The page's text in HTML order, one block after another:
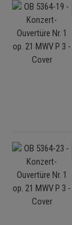
Skip image gallery
Skip image gallery